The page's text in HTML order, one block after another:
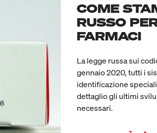
COME
RUSSO
FARMACI
La legge russa sui
gennaio 2020, tutti i
identificazione
dettaglio gli ultimi
necessari.